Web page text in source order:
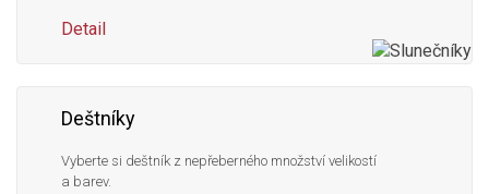
Detail
Deštníky
Vyberte si deštník z nepřeberného množství velikostí
a barev.